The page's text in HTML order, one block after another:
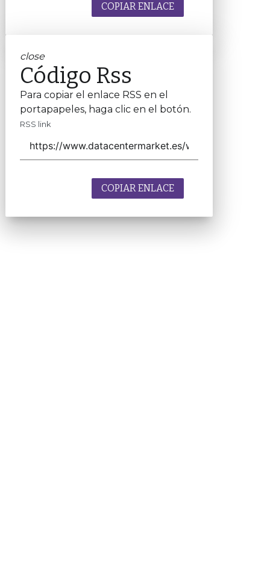
COPIAR ENLACE
close
Código Rss
Para copiar el enlace RSS en el
portapapeles, haga clic en el botón.
RSS link
COPIAR ENLACE